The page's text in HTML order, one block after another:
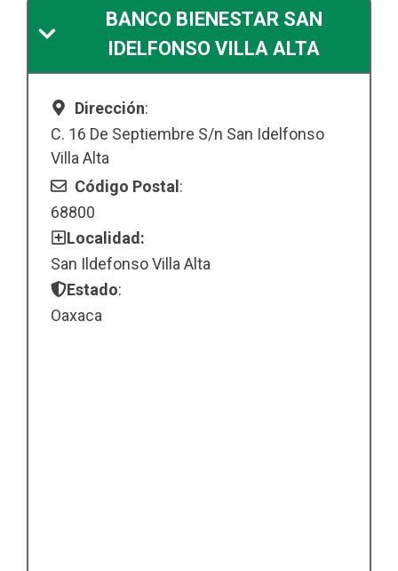
BANCO BIENESTAR SAN
IDELFONSO VILLA ALTA
Dirección:
C. 16 De Septiembre S/n San Idelfonso
Villa Alta
Código Postal :
68800
Localidad:
San Ildefonso Villa Alta
Estado:
Oaxaca